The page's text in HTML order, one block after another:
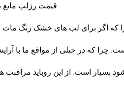
قیمت رژلب مایع
اگر برای لب های خشک رنگ مات
چرا که در خیلی از مواقع ما با
بسیار است. از این روباید مراقبت